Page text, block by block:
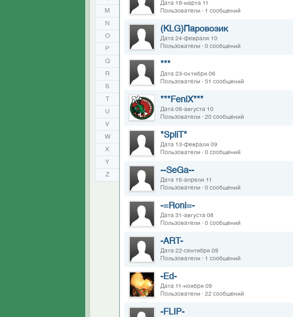
M
N
O
P
Q
R
S
T
U
V
W
X
Y
Z
Дата 18-марта 11
Пользователи · 1 сообщений
(KLG)Паровозик
Дата 24-февраля 10
Пользователи · 0 сообщений
***
Дата 23-октября 06
Пользователи · 51 сообщений
***FeniX***
Дата 08-августа 10
Пользователи · 20 сообщений
*SpliT*
Дата 13-февраля 09
Пользователи · 0 сообщений
--SeGa--
Дата 16-апреля 11
Пользователи · 0 сообщений
-=Roni=-
Дата 31-августа 08
Пользователи · 0 сообщений
-ART-
Дата 22-сентября 09
Пользователи · 1 сообщений
-Ed-
Дата 11-ноября 09
Пользователи · 22 сообщений
-FLIP-